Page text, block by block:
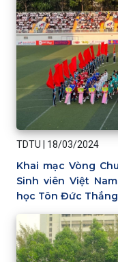
TDTU 18/03/2024
Khai mạc Vòng
Sinh viên Việt
học Tôn Đức Thắng